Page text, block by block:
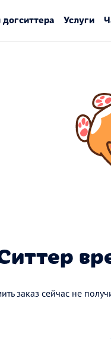
Услуги
заказ сейчас не